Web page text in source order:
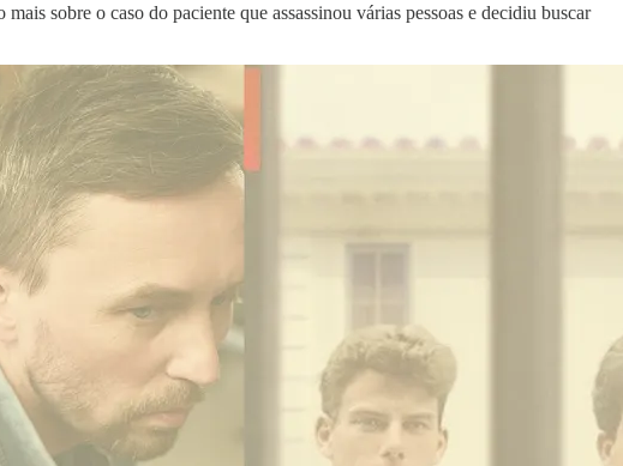
sobre o caso do paciente que assassinou várias pessoas e decidiu buscar